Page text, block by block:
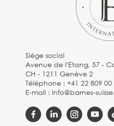
Siège social
Avenue de l'Etang, 57 -
CH - 1211 Genève 2
Téléphone :+41 22 809 00
E-mail :info@barnes-